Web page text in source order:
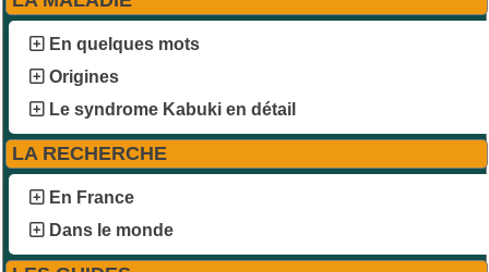
En quelques mots
Origines
Le syndrome Kabuki en détail
LA RECHERCHE
En France
Dans le monde